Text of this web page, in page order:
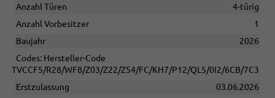
Anzahl Türen
4-türig
Anzahl Vorbesitzer
1
Baujahr
2026
Codes: Hersteller-Code
TVCCF5/R28/WF8/Z03/Z22/Z54/FC/KH7/P12/QL5/0I2/6CB/7C3
Erstzulassung
03.06.2026